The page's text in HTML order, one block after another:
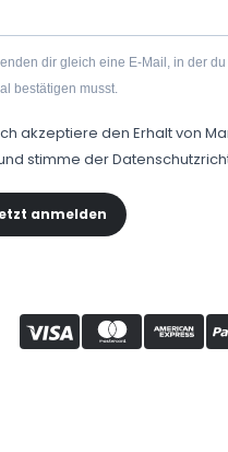
dir gleich eine E-Mail, in der du
bestätigen musst.
akzeptiere den Erhalt von
stimme der
anmelden